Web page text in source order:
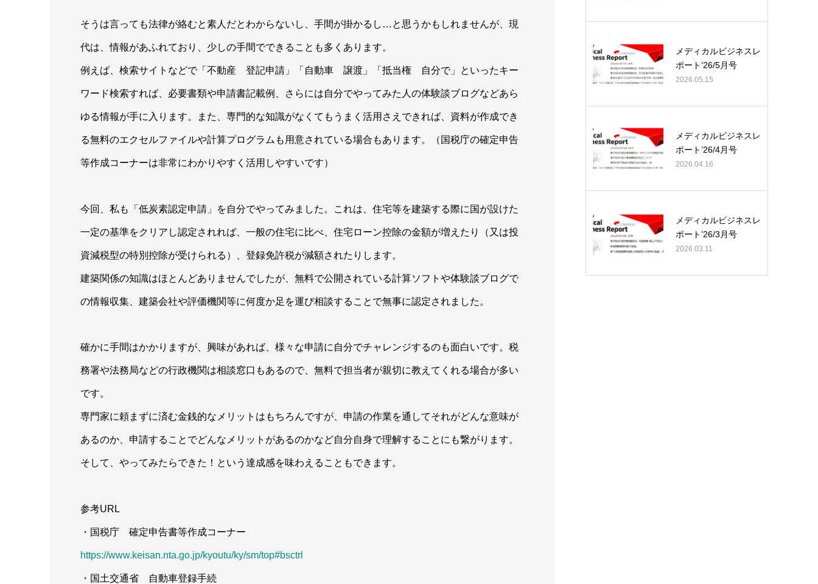
そうは言っても法律が絡むと素人だとわからないし、手間が掛かるし…と思うかもしれませんが、現
代は、情報があふれており、少しの手間でできることも多くあります。
例えば、検索サイトなどで「不動産 登記申請」「自動車 譲渡」「抵当権 自分で」といったキー
ワード検索すれば、必要書類や申請書記載例、さらには自分でやってみた人の体験談ブログなどあら
ゆる情報が手に入ります。また、専門的な知識がなくてもうまく活用さえできれば、資料が作成でき
る無料のエクセルファイルや計算プログラムも用意されている場合もあります。（国税庁の確定申告
等作成コーナーは非常にわかりやすく活用しやすいです）
今回、私も「低炭素認定申請」を自分でやってみました。これは、住宅等を建築する際に国が設けた
一定の基準をクリアし認定されれば、一般の住宅に比べ、住宅ローン控除の金額が増えたり（又は投
資減税型の特別控除が受けられる）、登録免許税が減額されたりします。
建築関係の知識はほとんどありませんでしたが、無料で公開されている計算ソフトや体験談ブログで
の情報収集、建築会社や評価機関等に何度か足を運び相談することで無事に認定されました。
確かに手間はかかりますが、興味があれば、様々な申請に自分でチャレンジするのも面白いです。税
務署や法務局などの行政機関は相談窓口もあるので、無料で担当者が親切に教えてくれる場合が多い
です。
専門家に頼まずに済む金銭的なメリットはもちろんですが、申請の作業を通してそれがどんな意味が
あるのか、申請することでどんなメリットがあるのかなど自分自身で理解することにも繋がります。
そして、やってみたらできた！という達成感を味わえることもできます。
参考URL
・国税庁 確定申告書等作成コーナー
https://www.keisan.nta.go.jp/kyoutu/ky/sm/top#bsctrl
・国土交通省 自動車登録手続
メディカルビジネスレ
ポート’26/5月号
2026.05.15
メディカルビジネスレ
ポート’26/4月号
2026.04.16
メディカルビジネスレ
ポート’26/3月号
2026.03.11